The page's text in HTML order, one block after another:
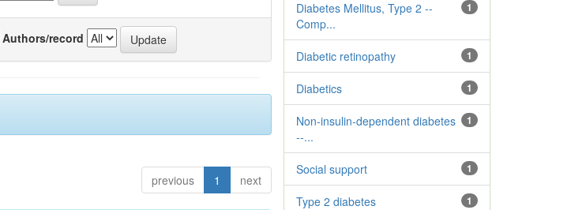
Authors/record
previous 1 next
1
Diabetes Mellitus, Type 2 --
Comp...
1
Diabetic retinopathy
1
Diabetics
1
Non-insulin-dependent diabetes
--...
1
Social support
1
Type 2 diabetes‬‬‬‬‬‬